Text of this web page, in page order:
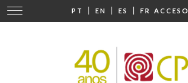
PT | EN | ES | FR ACCESO
Cambiar
navegación